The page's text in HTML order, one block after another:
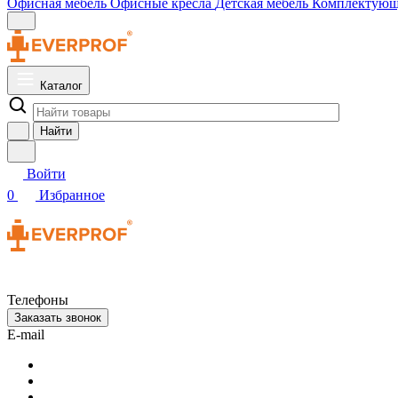
Офисная мебель Офисные кресла Детская мебель
Каталог
Найти
Войти
0
Избранное
Телефоны
Заказать звонок
E-mail